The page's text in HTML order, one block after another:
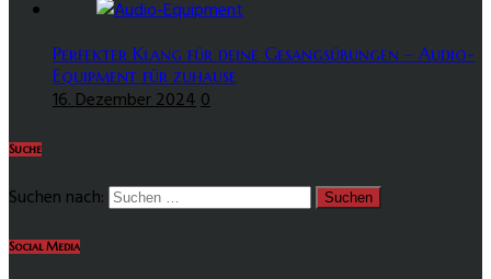
Perfekter Klang für deine Gesangsübungen – Audio-
Equipment für zuhause
16. Dezember 20240
Suche
Suchen nach:
Social Media